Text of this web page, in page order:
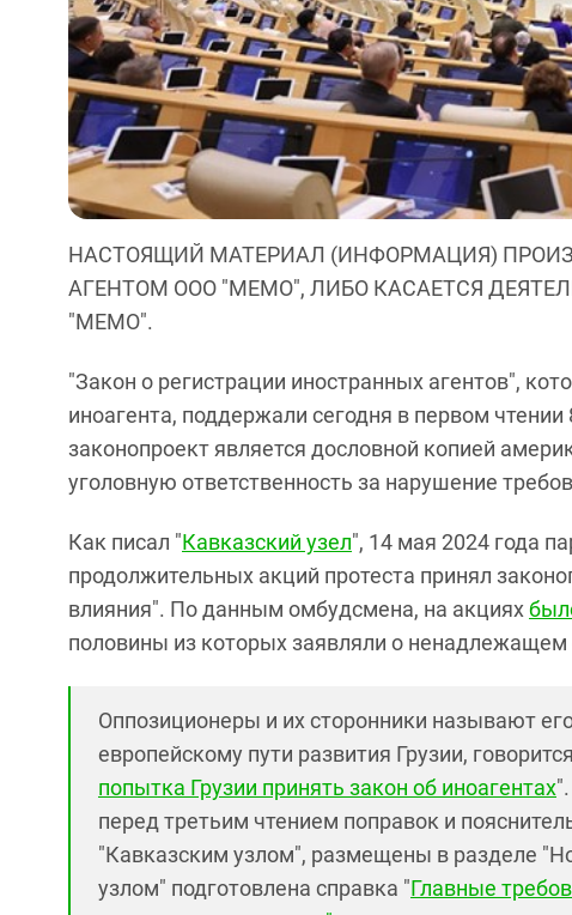
НАСТОЯЩИЙ МАТЕРИАЛ (ИНФОРМАЦИЯ)
АГЕНТОМ ООО "МЕМО", ЛИБО КАСАЕТСЯ
"МЕМО".
"Закон о регистрации иностранных агентов",
иноагента, поддержали сегодня в первом
законопроект является дословной копией
уголовную ответственность за нарушение
Как писал "Кавказский узел", 14 мая 2024 года
продолжительных акций протеста принял
влияния". По данным омбудсмена, на акциях
половины из которых заявляли о
Оппозиционеры и их сторонники называют
европейскому пути развития Грузии,
попытка Грузии принять закон об иноагентах".
перед третьим чтением поправок и
"Кавказским узлом", размещены в разделе
узлом" подготовлена справка "Главные